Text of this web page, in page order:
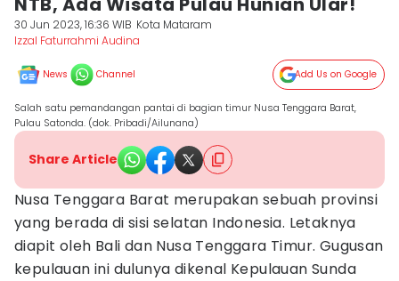
30 Jun 2023, 16:36 WIB Kota Mataram
Izzal Faturrahmi Audina
News Channel Add Us on Google
Salah satu pemandangan pantai di bagian timur Nusa Tenggara Barat,
Pulau Satonda. (dok. Pribadi/Ailunana)
Share Article
Nusa Tenggara Barat merupakan sebuah provinsi
yang berada di sisi selatan Indonesia. Letaknya
diapit oleh Bali dan Nusa Tenggara Timur. Gugusan
kepulauan ini dulunya dikenal Kepulauan Sunda